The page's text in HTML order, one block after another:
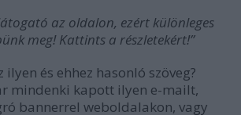
az oldalon, ezért különleges
meg! Kattints a részletekért!”
ilyen és ehhez hasonló szöveg?
mindenki kapott ilyen e-mailt,
bannerrel weboldalakon, vagy